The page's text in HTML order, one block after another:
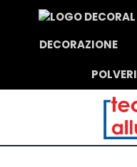
DECORAZIONE
POLVERI